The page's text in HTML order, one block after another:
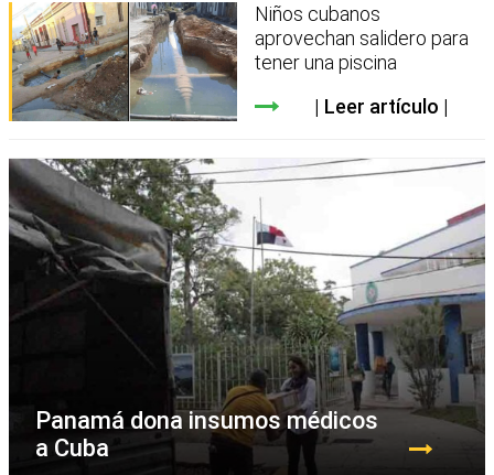
Niños cubanos
aprovechan salidero para
tener una piscina
Leer artículo
Panamá dona insumos médicos
a Cuba